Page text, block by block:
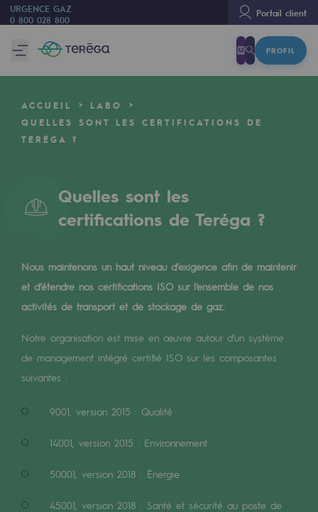
URGENCE GAZ
0 800 028 800
Portail client
PROFIL
Nous sommes
80 ans d'histoire
Teréga
Accélérateur de la transition énergétique
Un réseau local et européen
Une organisation adaptative et ouverte
Une organisation adaptative et
Transversalité et Collaboratif
Notre culture et nos valeurs
Une organisation certifiée
Notre organisation
ACCUEIL
LABO
QUELLES SONT LES CERTIFICATIONS DE
TERÉGA ?
Quelles sont les
certifications de Teréga ?
Nous maintenons un haut niveau d’exigence afin de maintenir
et d’étendre nos certifications ISO sur l'ensemble de nos
activités de transport et de stockage de gaz.
Notre organisation est mise en œuvre autour d’un système
de management intégré certifié ISO sur les composantes
suivantes :
9001, version 2015 : Qualité
14001, version 2015 : Environnement
50001, version 2018 : Énergie
45001, version 2018 : Santé et sécurité au poste de